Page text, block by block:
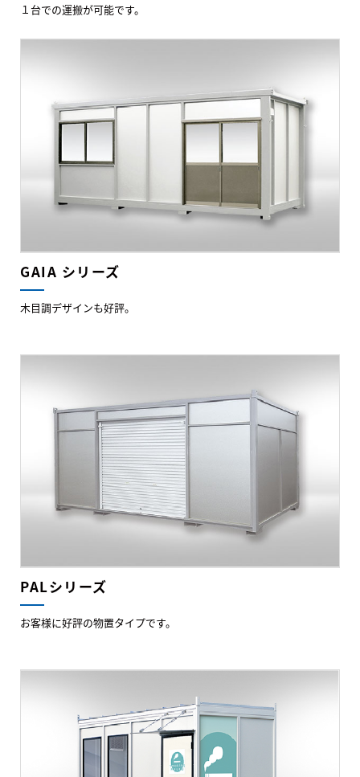
１台での運搬が可能です。
GAIA シリーズ
木目調デザインも好評。
PALシリーズ
お客様に好評の物置タイプです。